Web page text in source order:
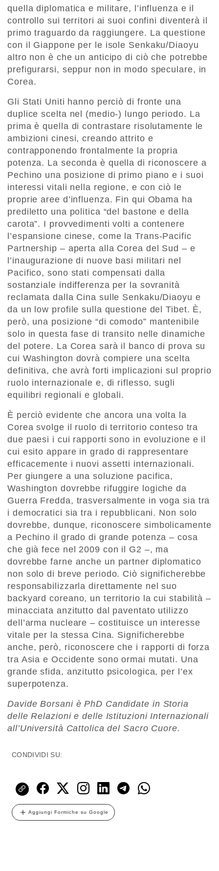
quella diplomatica e militare, l’influenza e il
controllo sui territori ai suoi confini diventerà il
primo traguardo da raggiungere. La questione
con il Giappone per le isole Senkaku/Diaoyu
altro non è che un anticipo di ciò che potrebbe
prefigurarsi, seppur non in modo speculare, in
Corea.
Gli Stati Uniti hanno perciò di fronte una
duplice scelta nel (medio-) lungo periodo. La
prima è quella di contrastare risolutamente le
ambizioni cinesi, creando attrito e
contrapponendo frontalmente la propria
potenza. La seconda è quella di riconoscere a
Pechino una posizione di primo piano e i suoi
interessi vitali nella regione, e con ciò le
proprie aree d’influenza. Fin qui Obama ha
prediletto una politica “del bastone e della
carota”. I provvedimenti volti a contenere
l’espansione cinese, come la Trans-Pacific
Partnership – aperta alla Corea del Sud – e
l’inaugurazione di nuove basi militari nel
Pacifico, sono stati compensati dalla
sostanziale indifferenza per la sovranità
reclamata dalla Cina sulle Senkaku/Diaoyu e
da un low profile sulla questione del Tibet. È,
però, una posizione “di comodo” mantenibile
solo in questa fase di transito nelle dinamiche
del potere. La Corea sarà il banco di prova su
cui Washington dovrà compiere una scelta
definitiva, che avrà forti implicazioni sul proprio
ruolo internazionale e, di riflesso, sugli
equilibri regionali e globali.
È perciò evidente che ancora una volta la
Corea svolge il ruolo di territorio conteso tra
due paesi i cui rapporti sono in evoluzione e il
cui esito appare in grado di rappresentare
efficacemente i nuovi assetti internazionali.
Per giungere a una soluzione pacifica,
Washington dovrebbe rifuggire logiche da
Guerra Fredda, trasversalmente in voga sia tra
i democratici sia tra i repubblicani. Non solo
dovrebbe, dunque, riconoscere simbolicamente
a Pechino il grado di grande potenza – cosa
che già fece nel 2009 con il G2 –, ma
dovrebbe farne anche un partner diplomatico
non solo di breve periodo. Ciò significherebbe
responsabilizzarla direttamente nel suo
backyard coreano, un territorio la cui stabilità –
minacciata anzitutto dal paventato utilizzo
dell’arma nucleare – costituisce un interesse
vitale per la stessa Cina. Significherebbe
anche, però, riconoscere che i rapporti di forza
tra Asia e Occidente sono ormai mutati. Una
grande sfida, anzitutto psicologica, per l’ex
superpotenza.
Davide Borsani è PhD Candidate in Storia
delle Relazioni e delle Istituzioni Internazionali
all’Università Cattolica del Sacro Cuore.
CONDIVIDI SU:
Aggiungi Formiche su Google